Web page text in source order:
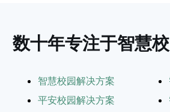
数十年专注于智慧
智慧校园解决方案
平安校园解决方案